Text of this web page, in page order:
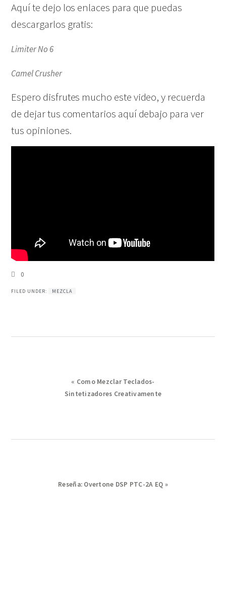
Aquí te dejo los enlaces para que puedas
descargarlos gratis:
Limiter No 6
Camel Crusher
Espero disfrutes mucho este video, y recuerda
de dejar tus comentarios aquí debajo para ver
tus opiniones.
0
FILED UNDER: MEZCLA
Previous
Post:
« Como Mezclar Teclados-
Sintetizadores Creativamente
Next
Reseña: Overtone DSP PTC-2A EQ »